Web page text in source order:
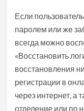
Если
паролем или же
всегда можно
«Восстановить
восстановления
регистрации в
через интернет, а
отделение или по